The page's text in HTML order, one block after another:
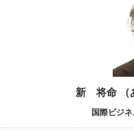
新 将命 （
国際ビジ